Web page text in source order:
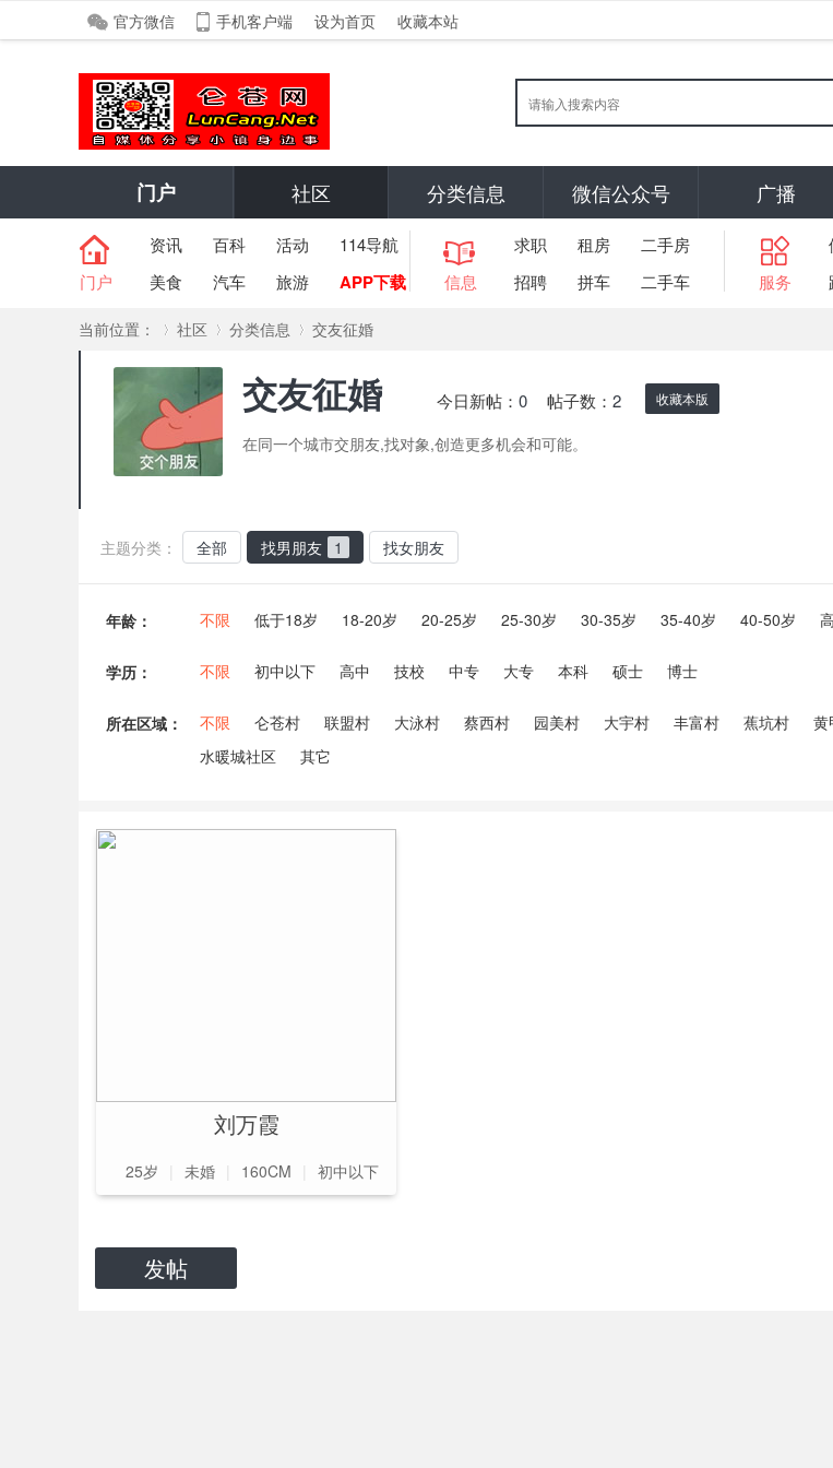
官方微信 手机客户端 设为首页 收藏本站
门户 社区 分类信息 微信公众号 广播
门户
资讯 百科 活动
114导航
美食
汽车 旅游 APP下载 信息
求职 租房
二手房
招聘
拼车 二手车 服务
当前位置：
»
社区 分类信息 交友征婚
交友征婚 今日新帖： 0 帖子数： 2 收藏本版
在同一个城市交朋友,找对象,创造更多机会和可能。
主题分类： 全部 找男朋友 1 找女朋友
年龄： 不限 低于18岁 18-20岁 20-25岁 25-30岁 30-35岁 35-40岁 40-50岁
学历： 不限 初中以下 高中 技校 中专 大专 本科 硕士 博士
所在区域： 不限 仑苍村 联盟村 大泳村 蔡西村 园美村 大宇村 丰富村 蕉坑村 黄
水暖城社区
其它
刘万霞
25岁 未婚 160CM 初中以下
发帖